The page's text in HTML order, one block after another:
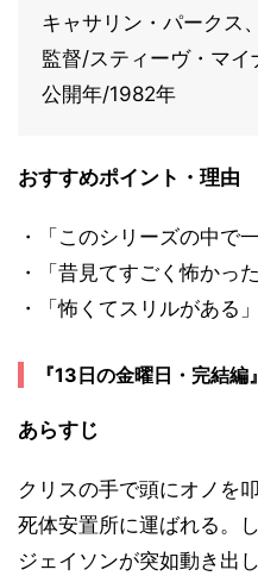
キャサリン・パークス
監督/スティーヴ・マイ
公開年/1982年
おすすめポイント・理由
・「このシリーズの中で
・「昔見てすごく怖かっ
・「怖くてスリルがある
『13日の金曜日・完結編』
あらすじ
クリスの手で頭にオノを
死体安置所に運ばれる。
ジェイソンが突如動き出